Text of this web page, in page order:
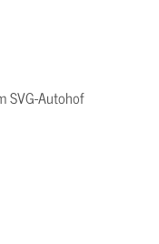
SVG-Autohof